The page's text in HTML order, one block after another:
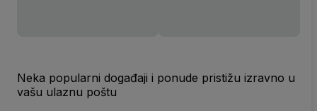
Neka popularni događaji i ponude pristižu izravno u
vašu ulaznu poštu